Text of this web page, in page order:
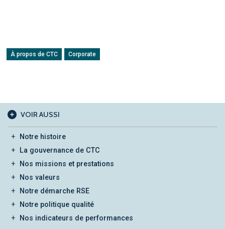
À propos de CTC Corporate
VOIR AUSSI
Notre histoire
La gouvernance de CTC
Nos missions et prestations
Nos valeurs
Notre démarche RSE
Notre politique qualité
Nos indicateurs de performances